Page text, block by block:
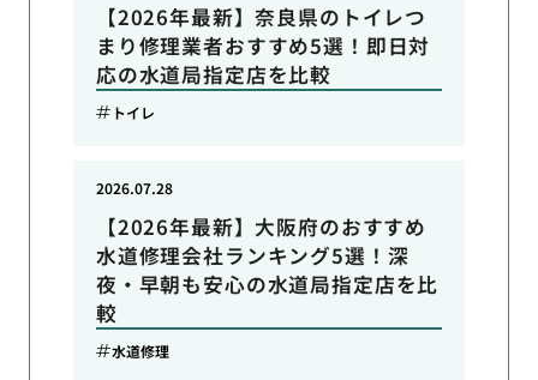
【2026年最新】奈良県のトイレつ
まり修理業者おすすめ5選！即日対
応の水道局指定店を比較
トイレ
【2026年最新】大阪府のおすすめ
水道修理会社ランキング5選！深
夜・早朝も安心の水道局指定店を比
較
2026.07.28
水道修理